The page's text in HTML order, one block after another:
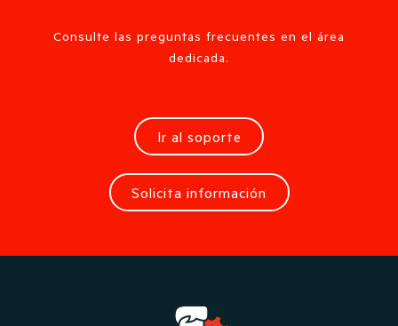
Consulte las preguntas frecuentes en el área
dedicada.
Ir al soporte
Solicita información